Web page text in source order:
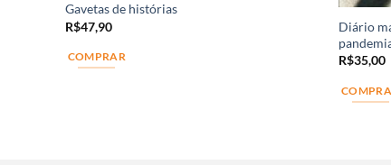
Gavetas de histórias
R$47,90
COMPRAR
Diário
R$35,00